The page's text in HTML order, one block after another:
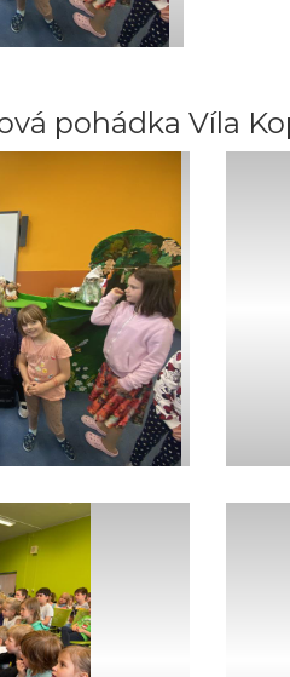
pohádka Víla